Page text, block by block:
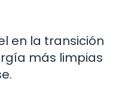
en la transición
más limpias